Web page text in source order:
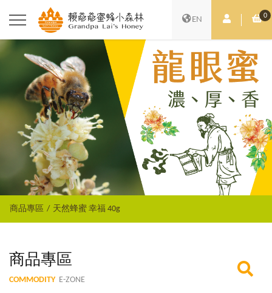
EN 會員中心0
購
商品專區 天然蜂蜜 幸福 40g
商品專區
COMMODITY E-ZONE